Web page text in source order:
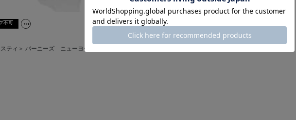
不可
スティ＞ バーニーズ ニューヨーク限定リネンウール素材ストレッチパンツ